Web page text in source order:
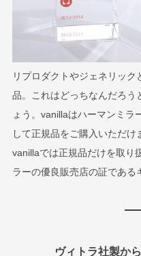
リプロダクトやジェネリッ
品。これはどっちなんだろう
ょう。vanillaはハーマンミラ
して正規品をご購入いただけ
vanillaでは正規品だけを取り
ラーの優良販売店の証である
ヴィトラ社製か